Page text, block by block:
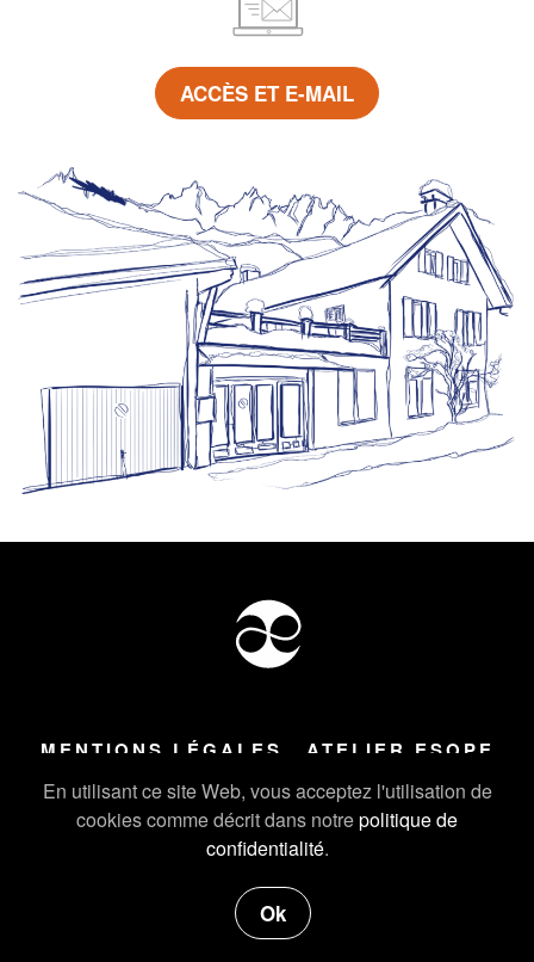
En utilisant ce site Web, vous acceptez l'utilisation de
cookies comme décrit dans notrepolitique de
confidentialité.
Ok
ACCÈS ET E-MAIL
MENTIONS LÉGALES ATELIER ESOPE